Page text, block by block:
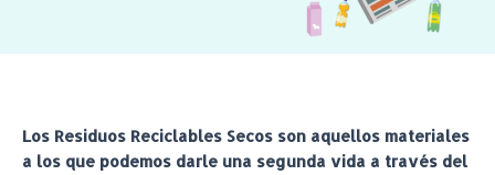
Los Residuos Reciclables Secos son aquellos materiales
a los que podemos darle una segunda vida a través del